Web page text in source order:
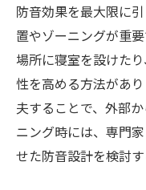
補助金活用で賢
建築防音リ
は
補助金申請
流れ
建築視点で
防音効果を最大限に
置やゾーニングが重
場所に寝室を設けた
性を高める方法があ
夫することで、外部
ニング時には、専門
せた防音設計を検討す